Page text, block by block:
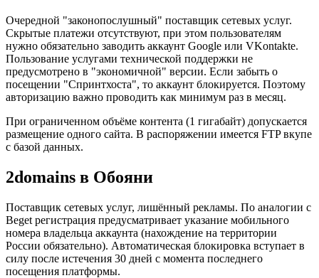
Очередной "законопослушный" поставщик сетевых услуг.
Скрытые платежи отсутствуют, при этом пользователям
нужно обязательно заводить аккаунт Google или VKontakte.
Пользование услугами технической поддержки не
предусмотрено в "экономичной" версии. Если забыть о
посещении "Спринтхоста", то аккаунт блокируется. Поэтому
авторизацию важно проводить как минимум раз в месяц.
При ограниченном объёме контента (1 гигабайт) допускается
размещение одного сайта. В распоряжении имеется FTP вкупе
с базой данных.
2domains в Обояни
Поставщик сетевых услуг, лишённый рекламы. По аналогии с
Beget регистрация предусматривает указание мобильного
номера владельца аккаунта (нахождение на территории
России обязательно). Автоматическая блокировка вступает в
силу после истечения 30 дней с момента последнего
посещения платформы.